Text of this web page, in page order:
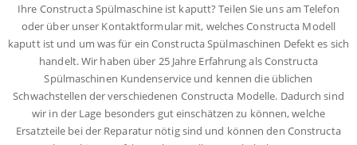
Ihre Constructa Spülmaschine ist kaputt? Teilen Sie uns am Telefon
oder über unser Kontaktformular mit, welches Constructa Modell
kaputt ist und um was für ein Constructa Spülmaschinen Defekt es sich
handelt. Wir haben über 25 Jahre Erfahrung als Constructa
Spülmaschinen Kundenservice und kennen die üblichen
Schwachstellen der verschiedenen Constructa Modelle. Dadurch sind
wir in der Lage besonders gut einschätzen zu können, welche
Ersatzteile bei der Reparatur nötig sind und können den Constructa